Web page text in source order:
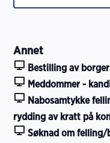
e
s
u
l
Annet
Bestilling av
Meddommer -
Nabosamtykke
rydding av kratt på
Søknad om